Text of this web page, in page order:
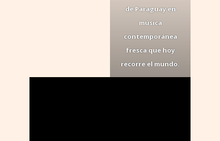
de Paraguay en
música
contemporánea
fresca que hoy
recorre el mundo.